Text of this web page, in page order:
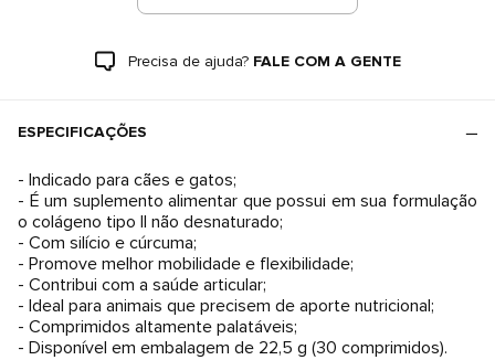
Precisa de ajuda? FALE COM A GENTE
ESPECIFICAÇÕES
- Indicado para cães e gatos;
- É um suplemento alimentar que possui em sua formulação
o colágeno tipo II não desnaturado;
- Com silício e cúrcuma;
- Promove melhor mobilidade e flexibilidade;
- Contribui com a saúde articular;
- Ideal para animais que precisem de aporte nutricional;
- Comprimidos altamente palatáveis;
- Disponível em embalagem de 22,5 g (30 comprimidos).